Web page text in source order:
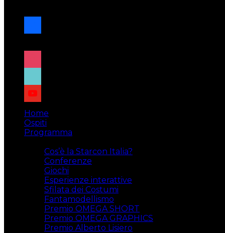
facebook
x
instagram
tiktok
youtube
Home
Ospiti
Programma
Cos’è la Starcon Italia?
Conferenze
Giochi
Esperienze interattive
Sfilata dei Costumi
Fantamodellismo
Premio OMEGA SHORT
Premio OMEGA GRAPHICS
Premio Alberto Lisiero